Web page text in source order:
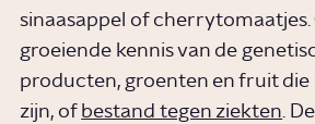
sinaasappel of cherrytomaatjes.
groeiende kennis van de
producten, groenten en fruit
zijn, of bestand tegen ziekten.